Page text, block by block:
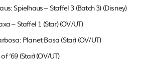
Spielhaus – Staffel 3 (Batch 3) (Disney)
– Staffel 1 (Star) (OV/UT)
Planet Bosa (Star) (OV/UT)
‘69 (Star) (OV/UT)